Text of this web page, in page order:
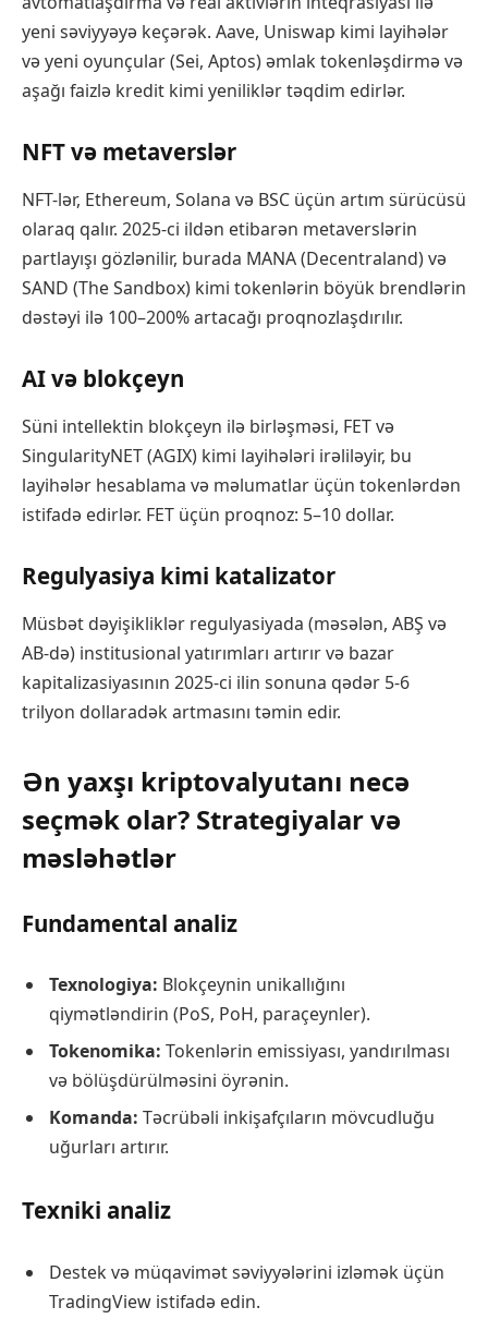
yeni səviyyəyə keçərək. Aave, Uniswap kimi layihələr
və yeni oyunçular (Sei, Aptos) əmlak tokenləşdirmə və
aşağı faizlə kredit kimi yeniliklər təqdim edirlər.
NFT və metaverslər
NFT-lər, Ethereum, Solana və BSC üçün artım sürücüsü
olaraq qalır. 2025-ci ildən etibarən metaverslərin
partlayışı gözlənilir, burada MANA (Decentraland) və
SAND (The Sandbox) kimi tokenlərin böyük brendlərin
dəstəyi ilə 100–200% artacağı proqnozlaşdırılır.
AI və blokçeyn
Süni intellektin blokçeyn ilə birləşməsi, FET və
SingularityNET (AGIX) kimi layihələri irəliləyir, bu
layihələr hesablama və məlumatlar üçün tokenlərdən
istifadə edirlər. FET üçün proqnoz: 5–10 dollar.
Regulyasiya kimi katalizator
Müsbət dəyişikliklər regulyasiyada (məsələn, ABŞ və
AB-də) institusional yatırımları artırır və bazar
kapitalizasiyasının 2025-ci ilin sonuna qədər 5-6
trilyon dollaradək artmasını təmin edir.
Ən yaxşı kriptovalyutanı necə
seçmək olar? Strategiyalar və
məsləhətlər
Fundamental analiz
Texnologiya: Blokçeynin unikallığını
qiymətləndirin (PoS, PoH, paraçeynler).
Tokenomika: Tokenlərin emissiyası, yandırılması
və bölüşdürülməsini öyrənin.
Komanda: Təcrübəli inkişafçıların mövcudluğu
uğurları artırır.
Texniki analiz
Destek və müqavimət səviyyələrini izləmək üçün
TradingView istifadə edin.